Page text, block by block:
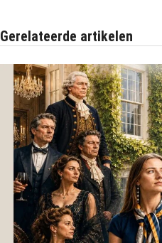
Gerelateerde artikelen